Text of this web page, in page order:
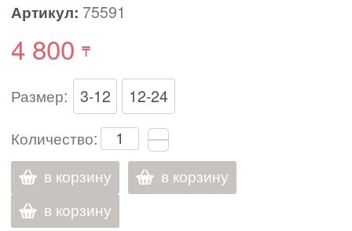
Артикул: 75591
4 800
Размер: 3-12
12-24
Количество:
в корзину
в корзину
в корзину